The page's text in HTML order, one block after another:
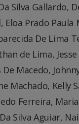
Silva Gallardo,
Eloa Prado Paula
De Lima
de Lima,
De Macedo,
Machado, Kelly
Ferreira,
Silva Aguiar,